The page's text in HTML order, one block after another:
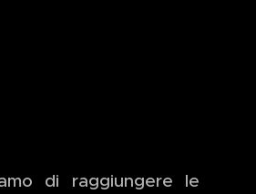
di raggiungere le